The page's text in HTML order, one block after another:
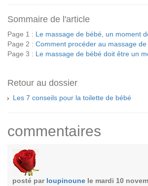
Sommaire de l'article
Page 1 : Le massage de bébé, un moment
Page 2 : Comment procéder au massage
Page 3 : Le massage de bébé doit être un
Retour au dossier
Les 7 conseils pour la toilette de bébé
commentaires
posté par loupinoune le mardi 10